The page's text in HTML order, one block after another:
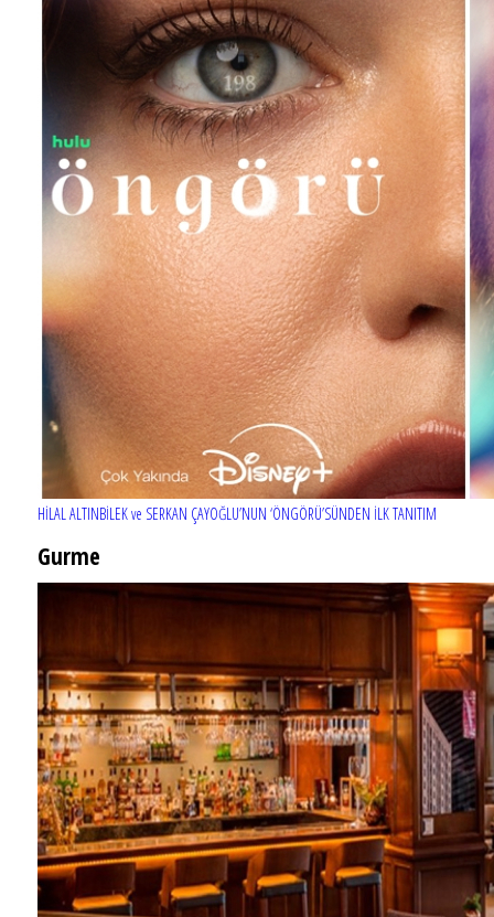
HİLAL ALTINBİLEK ve SERKAN ÇAYOĞLU’NUN ‘ÖNGÖRÜ’SÜNDEN İLK TANITIM
Gurme
EĞLENCE HAYATINA YENİ SOLUK: Gabbro Dream Theatre